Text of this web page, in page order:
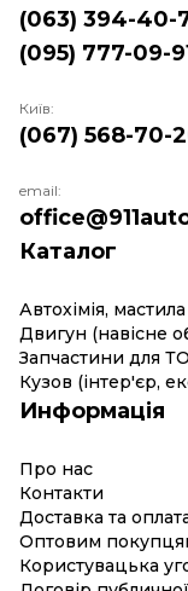
Каталог
Автохімія, мастила
Двигун (навісне
Запчастини для
Кузов (інтер'єр,
Информація
Про нас
Контакти
Доставка та
Оптовим
Користувацька
(063) 394-40-
(095) 777-09-
Київ:
(067) 568-70-
email: